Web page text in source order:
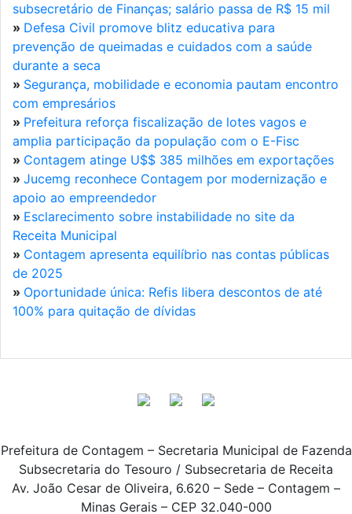
subsecretário de Finanças; salário passa de R$ 15 mil
» Defesa Civil promove blitz educativa para
prevenção de queimadas e cuidados com a saúde
durante a seca
» Segurança, mobilidade e economia pautam encontro
com empresários
» Prefeitura reforça fiscalização de lotes vagos e
amplia participação da população com o E-Fisc
» Contagem atinge U$$ 385 milhões em exportações
» Jucemg reconhece Contagem por modernização e
apoio ao empreendedor
» Esclarecimento sobre instabilidade no site da
Receita Municipal
» Contagem apresenta equilíbrio nas contas públicas
de 2025
» Oportunidade única: Refis libera descontos de até
100% para quitação de dívidas
Prefeitura de Contagem – Secretaria Municipal de Fazenda
Subsecretaria do Tesouro / Subsecretaria de Receita
Av. João Cesar de Oliveira, 6.620 – Sede – Contagem –
Minas Gerais – CEP 32.040-000